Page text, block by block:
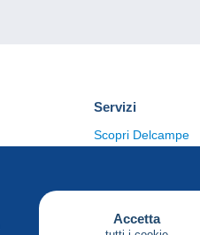
Accetta
Servizi
Scopri Delcampe